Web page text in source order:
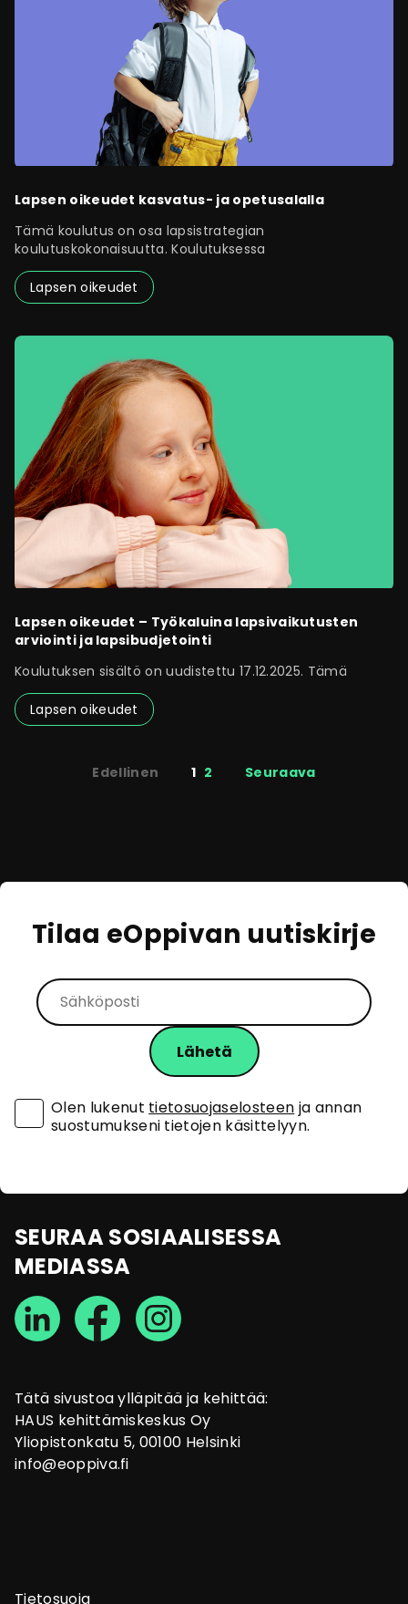
Lapsen oikeudet kasvatus- ja opetusalalla
Tämä koulutus on osa lapsistrategian
koulutuskokonaisuutta. Koulutuksessa
Lapsen oikeudet
Lapsen oikeudet – Työkaluina lapsivaikutusten
arviointi ja lapsibudjetointi
Koulutuksen sisältö on uudistettu 17.12.2025. Tämä
Lapsen oikeudet
SivutusEdellinen 1 2 Seuraava
Tilaa eOppivan uutiskirje
Olen lukenut tietosuojaselosteen ja annan
suostumukseni tietojen käsittelyyn.
SEURAA SOSIAALISESSA
MEDIASSA
Tätä sivustoa ylläpitää ja kehittää:
HAUS kehittämiskeskus Oy
Yliopistonkatu 5, 00100 Helsinki
info@eoppiva.fi
Tietosuoja